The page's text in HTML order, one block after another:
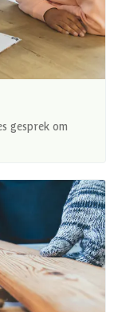
gesprek om